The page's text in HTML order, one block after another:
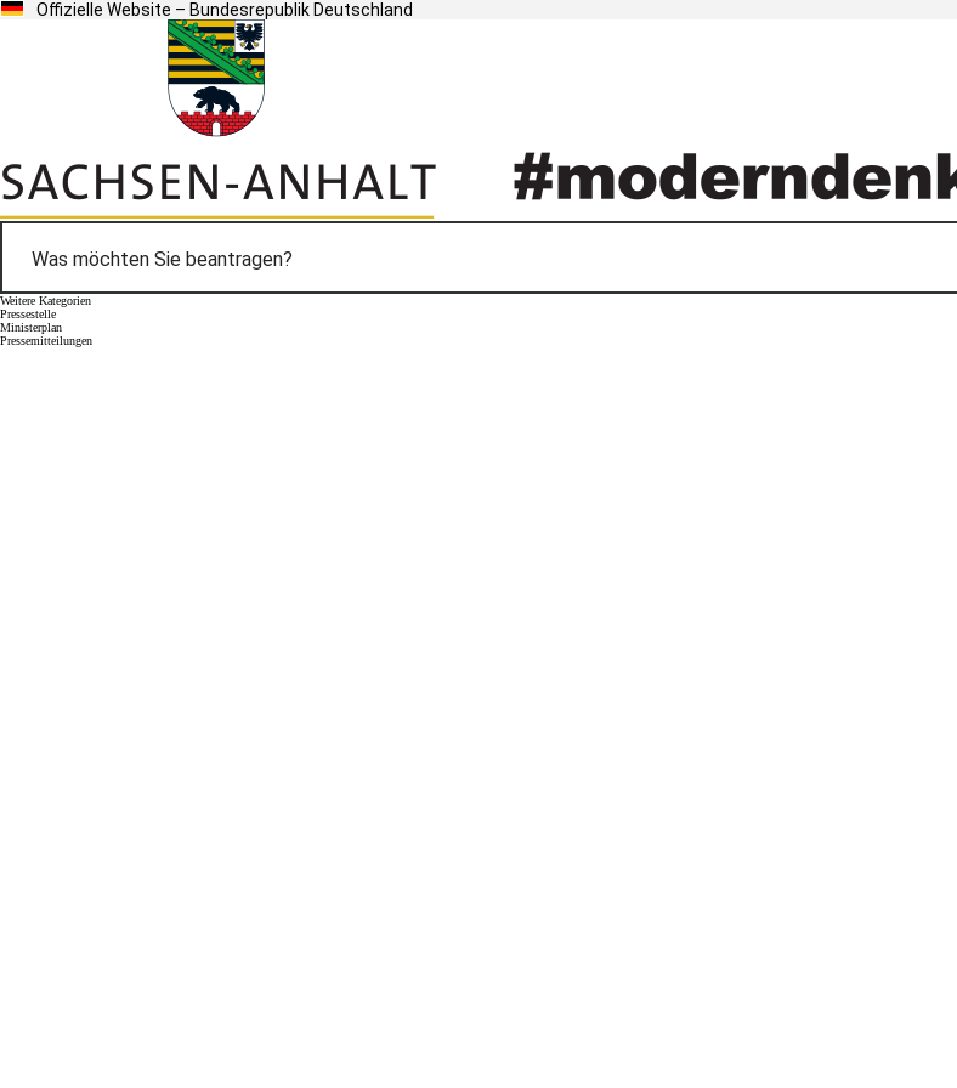
Offizielle Website – Bundesrepublik Deutschland
Weitere Kategorien
Pressestelle
Ministerplan
Pressemitteilungen